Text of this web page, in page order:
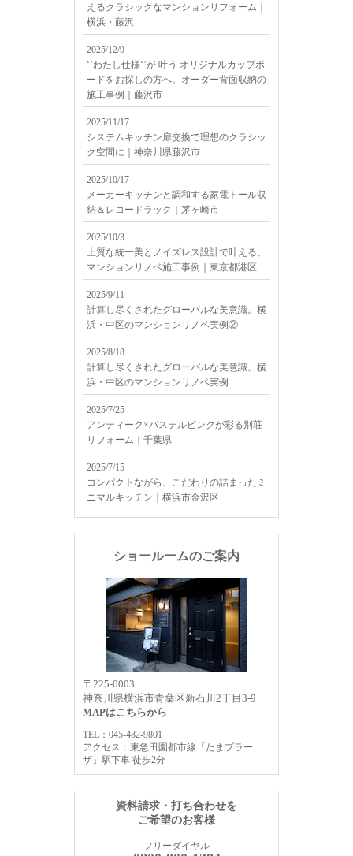
えるクラシックなマンションリフォーム｜
横浜・藤沢
2025/12/9
‘’わたし仕様‘’が 叶う オリジナルカップボ
ードをお探しの方へ。オーダー背面収納の
施工事例｜藤沢市
2025/11/17
システムキッチン扉交換で理想のクラシッ
ク空間に｜神奈川県藤沢市
2025/10/17
メーカーキッチンと調和する家電トール収
納＆レコードラック｜茅ヶ崎市
2025/10/3
上質な統一美とノイズレス設計で叶える、
マンションリノベ施工事例｜東京都港区
2025/9/11
計算し尽くされたグローバルな美意識。横
浜・中区のマンションリノベ実例②
2025/8/18
計算し尽くされたグローバルな美意識。横
浜・中区のマンションリノベ実例
2025/7/25
アンティーク×パステルピンクが彩る別荘
リフォーム｜千葉県
2025/7/15
コンパクトながら、こだわりの詰まったミ
ニマルキッチン｜横浜市金沢区
ショールームのご案内
〒225-0003
神奈川県横浜市青葉区新石川2丁目3-9
MAPはこちらから
TEL：045-482-9801
アクセス：東急田園都市線「たまプラー
ザ」駅下車 徒歩2分
資料請求・打ち合わせを
ご希望のお客様
フリーダイヤル